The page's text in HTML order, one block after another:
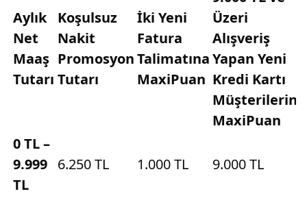
Aylık
Net
Maaş
Tutarı
Koşulsuz
Nakit
Promosyon
Tutarı
İki Yeni
Fatura
Talimatına
MaxiPuan
Üzeri
Alışveriş
Yapan Yeni
Kredi Kartı
Müşterilerine
MaxiPuan
0 TL –
9.999
TL
6.250 TL 1.000 TL 9.000 TL